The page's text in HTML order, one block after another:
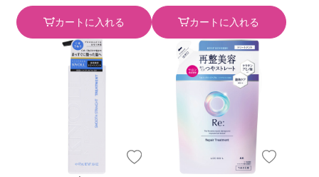
カートに入れる カートに入れる